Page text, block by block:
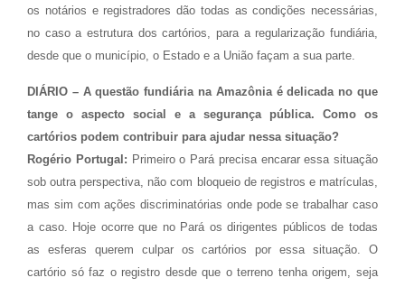
os notários e registradores dão todas as condições necessárias,
no caso a estrutura dos cartórios, para a regularização fundiária,
desde que o município, o Estado e a União façam a sua parte.
DIÁRIO – A questão fundiária na Amazônia é delicada no que
tange o aspecto social e a segurança pública. Como os
cartórios podem contribuir para ajudar nessa situação?
Rogério Portugal: Primeiro o Pará precisa encarar essa situação
sob outra perspectiva, não com bloqueio de registros e matrículas,
mas sim com ações discriminatórias onde pode se trabalhar caso
a caso. Hoje ocorre que no Pará os dirigentes públicos de todas
as esferas querem culpar os cartórios por essa situação. O
cartório só faz o registro desde que o terreno tenha origem, seja